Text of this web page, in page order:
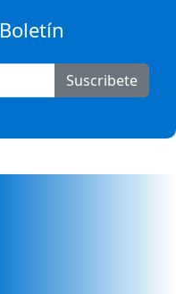
Suscribete